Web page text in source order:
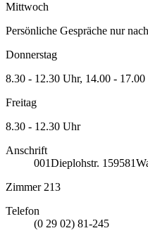
Mittwoch
Persönliche Gespräche nur
Donnerstag
8.30 - 12.30 Uhr, 14.00 -
Freitag
8.30 - 12.30 Uhr
Anschrift
001Dieplohstr. 1 59581
Zimmer 213
Telefon
(0 29 02) 81-245